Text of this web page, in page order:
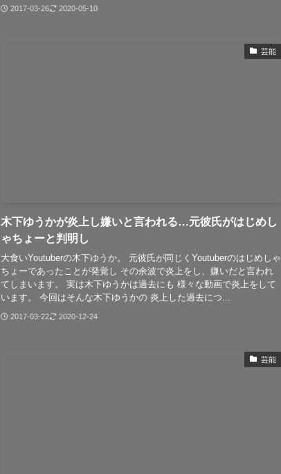
2017-03-26 2020-05-10
芸能
木下ゆうかが炎上し嫌いと言われる…元彼氏がはじめし
ゃちょーと判明し
大食いYoutuberの木下ゆうか。 元彼氏が同じくYoutuberのはじめしゃ
ちょーであったことが発覚し その余波で炎上をし、嫌いだと言われ
てしまいます。 実は木下ゆうかは過去にも 様々な動画で炎上をして
います。 今回はそんな木下ゆうかの 炎上した過去につ...
2017-03-22 2020-12-24
芸能